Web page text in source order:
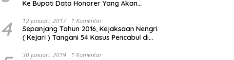
Ke Bupati Data Honorer Yang Akan
4 12 Januari, 2017 1 Komentar
Sepanjang Tahun 2016, Kejaksaan Nengri
( Kejari ) Tangani 54 Kasus Pencabul di
30 Januari, 2019 1 Komentar